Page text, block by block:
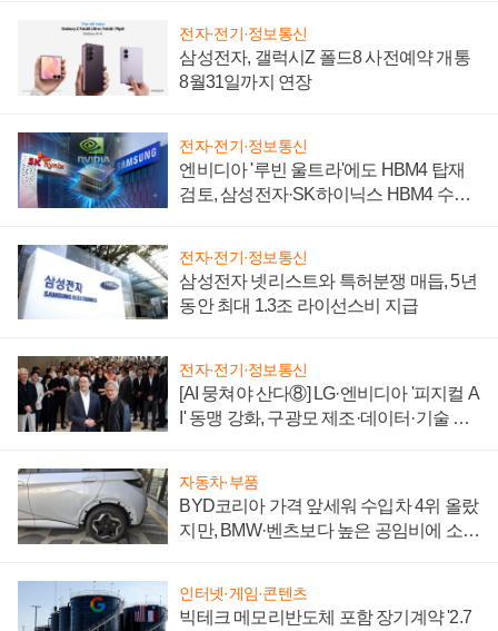
전자·전기·정보통신
삼성전자, 갤럭시Z 폴드8 사전예약 개통
8월31일까지 연장
전자·전기·정보통신
엔비디아 '루빈 울트라'에도 HBM4 탑재
검토, 삼성전자·SK하이닉스 HBM4 수율
전자·전기·정보통신
삼성전자 넷리스트와 특허분쟁 매듭, 5년
동안 최대 1.3조 라이선스비 지급
전자·전기·정보통신
[AI 뭉쳐야 산다⑧] LG·엔비디아 '피지컬 A
I' 동맹 강화, 구광모 제조·데이터·기술 결
자동차·부품
BYD코리아 가격 앞세워 수입차 4위 올랐
지만, BMW·벤츠보다 높은 공임비에 소비
인터넷·게임·콘텐츠
빅테크 메모리반도체 포함 장기계약 '2.7